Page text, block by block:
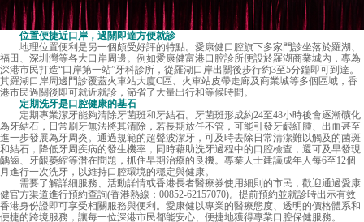
位置便捷近口岸，過關即達方便就診
地理位置便利是另一個頗受好評的特點。愛康健口腔旗下多家門診坐落於羅湖、
福田、深圳灣等各大口岸周邊。例如愛康健富港口腔診所便設於羅湖商業城內，專為
深港市民打造“口岸第一站”牙科診所，從羅湖口岸出關後步行約3至5分鐘即可到達。
其羅湖口岸周邊門診覆蓋火車站大廈C區、火車站皮帶走廊及商業城等多個區域，香
港市民過關後即可就近就診，節省了大量出行和等候時間。
定期洗牙是口腔健康的基石
定期專業潔牙能夠清除牙菌斑和牙結石。牙菌斑形成約24至48小時後會逐漸礦化
為牙結石，日常刷牙無法將其清除，若長期放任不管，可能引發牙齦紅腫、出血甚至
進一步發展為牙周炎。通過規範的超聲波潔牙，可及時去除日常清潔難以觸及的菌斑
和結石，降低牙周疾病的發生機率，同時藉助洗牙過程中的口腔檢查，還可及早發現
齲齒、牙齦萎縮等潛在問題，抓住早期治療的良機。專業人士建議成年人每6至12個
月進行一次洗牙，以維持口腔環境的穩定與健康。
需要了解詳細服務、活動詳情或香港長者醫療券使用細則的市民，歡迎通過愛康
健官方渠道進行預約查詢(香港熱線：00852-62157070)。提前預約並就診時出示有效
香港身份證即可享受相關服務與便利。愛康健以專業的醫療態度、透明的價格體系和
便捷的跨境服務，讓每一位深港市民都能安心、便捷地獲得專業口腔保健服務。